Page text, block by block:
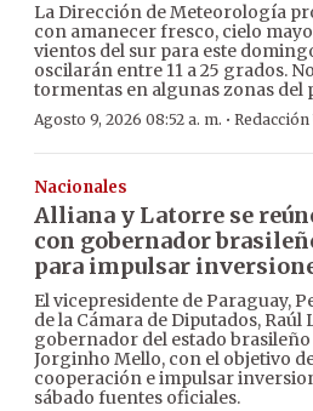
La Dirección de Meteorología
con amanecer fresco, cielo
vientos del sur para este
oscilarán entre 11 a 25 grados.
tormentas en algunas zonas del
Agosto 9, 2026 08:52 a. m. · Redacción
Nacionales
Alliana y Latorre se
con gobernador
para impulsar
El vicepresidente de Paraguay,
de la Cámara de Diputados,
gobernador del estado brasileño
Jorginho Mello, con el objetivo
cooperación e impulsar
sábado fuentes oficiales.